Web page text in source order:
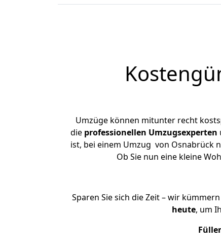
Umzüge können mitunter recht
die professionellen Umzugsexperten
ist, bei einem Umzug von Osnabrück
Ob Sie nun eine kleine
Sparen Sie sich die Zeit – wir
heute, um